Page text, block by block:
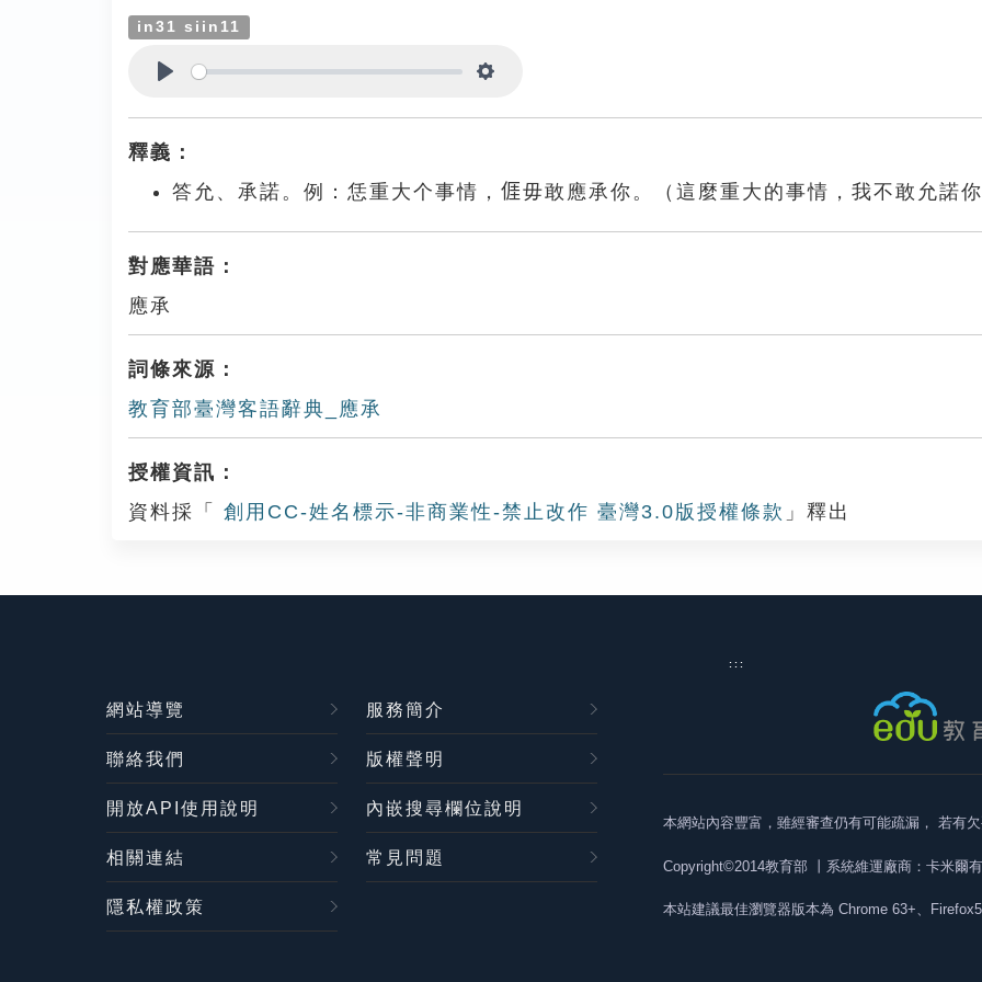
in31 siin11
釋義：
答允、承諾。例：恁重大个事情，𠊎毋敢應承你。（這麼重大的事情，我不敢允諾
對應華語：
應承
詞條來源：
教育部臺灣客語辭典_應承
授權資訊：
資料採「
創用CC-姓名標示-非商業性-禁止改作 臺灣3.0版授權條款 」釋出
:::
網站導覽 服務簡介
聯絡我們 版權聲明
開放API使用說明 內嵌搜尋欄位說明
相關連結 常見問題
隱私權政策
本網站內容豐富，雖經審查仍有可能疏漏， 若有
Copyright©2014教育部 丨系統維運廠商：卡米爾
本站建議最佳瀏覽器版本為 Chrome 63+、